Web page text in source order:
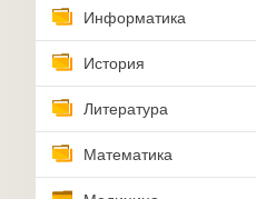
Информатика
История
Литература
Математика